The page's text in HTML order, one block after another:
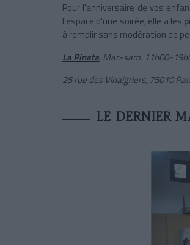
Pour l'anniversaire de vos
l'espace d'une soirée, elle a les
à remplir sans modération de
La Pinata, Mar.-sam. 11h00-
25 rue des Vinaigriers, 75010
LE DERNIER